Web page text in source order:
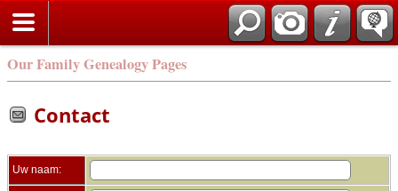
Our Family Genealogy Pages
Contact
Uw naam: